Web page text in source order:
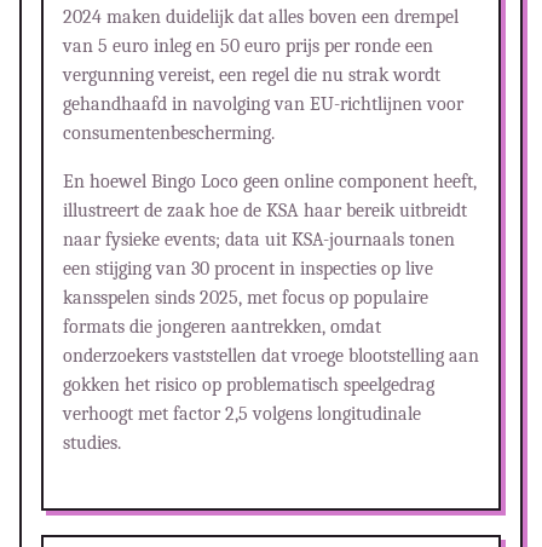
2024 maken duidelijk dat alles boven een drempel
van 5 euro inleg en 50 euro prijs per ronde een
vergunning vereist, een regel die nu strak wordt
gehandhaafd in navolging van EU-richtlijnen voor
consumentenbescherming.
En hoewel Bingo Loco geen online component heeft,
illustreert de zaak hoe de KSA haar bereik uitbreidt
naar fysieke events; data uit KSA-journaals tonen
een stijging van 30 procent in inspecties op live
kansspelen sinds 2025, met focus op populaire
formats die jongeren aantrekken, omdat
onderzoekers vaststellen dat vroege blootstelling aan
gokken het risico op problematisch speelgedrag
verhoogt met factor 2,5 volgens longitudinale
studies.